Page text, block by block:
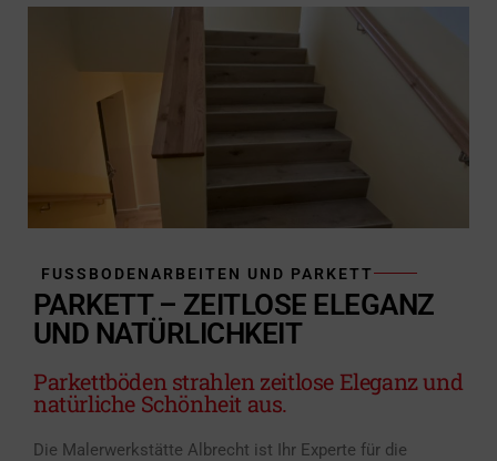
FUSSBODENARBEITEN UND PARKETT
PARKETT – ZEITLOSE ELEGANZ
UND NATÜRLICHKEIT
Parkettböden strahlen zeitlose Eleganz und
natürliche Schönheit aus.
Die Malerwerkstätte Albrecht ist Ihr Experte für die